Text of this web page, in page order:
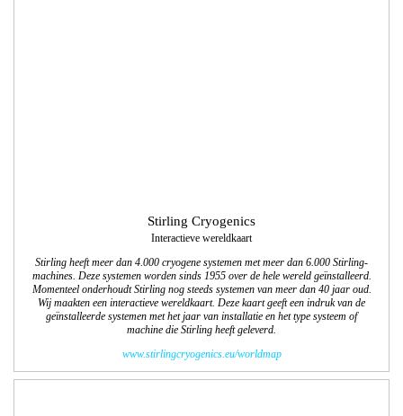
Stirling Cryogenics
Interactieve wereldkaart
Stirling heeft meer dan 4.000 cryogene systemen met meer dan 6.000 Stirling-
machines. Deze systemen worden sinds 1955 over de hele wereld geïnstalleerd.
Momenteel onderhoudt Stirling nog steeds systemen van meer dan 40 jaar oud.
Wij maakten een interactieve wereldkaart. Deze kaart geeft een indruk van de
geïnstalleerde systemen met het jaar van installatie en het type systeem of
machine die Stirling heeft geleverd.
www.stirlingcryogenics.eu/worldmap